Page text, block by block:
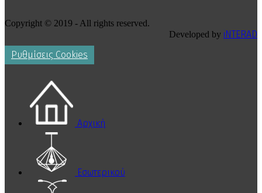
Copyright © 2019 - All rights reserved.
Developed by iNTERAD
Ρυθμίσεις Cookies
Αρχική
Εσωτερικού